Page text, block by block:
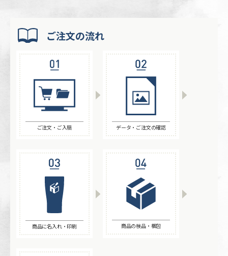
ご注文の流れ
ご注文・ご入稿 データ・ご注文の確認
商品に名入れ・印刷 商品の検品・梱包